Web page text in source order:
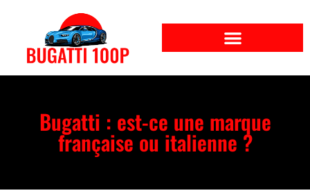
Bugatti : est-ce une marque
française ou italienne ?